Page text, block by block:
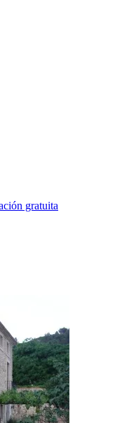
gratuita